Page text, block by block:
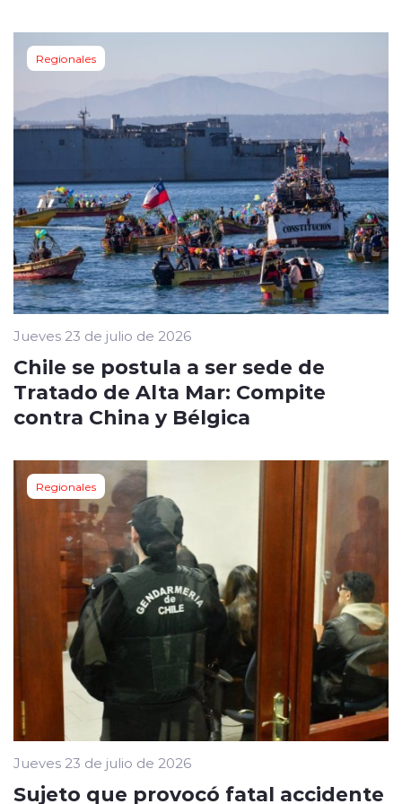
Regionales
Jueves 23 de julio de 2026
Chile se postula a ser sede de
Tratado de Alta Mar: Compite
contra China y Bélgica
Regionales
Jueves 23 de julio de 2026
Sujeto que provocó fatal accidente